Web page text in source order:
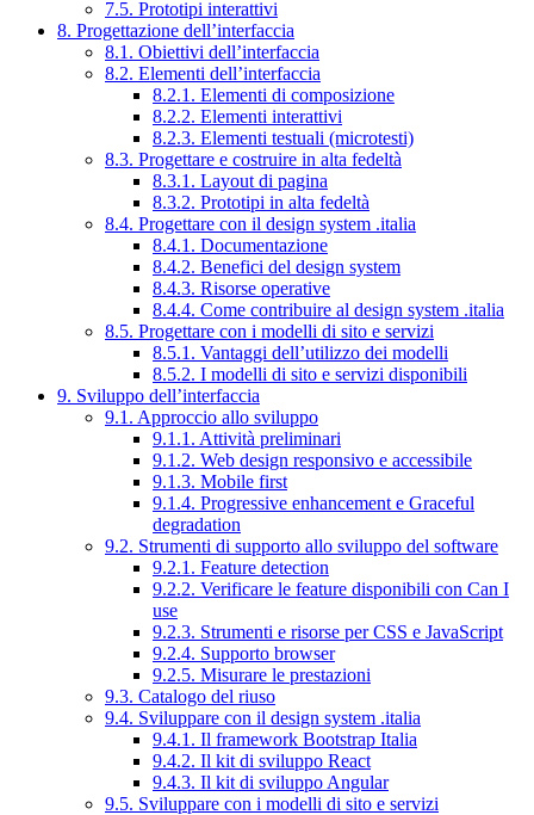
7.5. Prototipi interattivi
8. Progettazione dell’interfaccia
8.1. Obiettivi dell’interfaccia
8.2. Elementi dell’interfaccia
8.2.1. Elementi di composizione
8.2.2. Elementi interattivi
8.2.3. Elementi testuali (microtesti)
8.3. Progettare e costruire in alta fedeltà
8.3.1. Layout di pagina
8.3.2. Prototipi in alta fedeltà
8.4. Progettare con il design system .italia
8.4.1. Documentazione
8.4.2. Benefici del design system
8.4.3. Risorse operative
8.4.4. Come contribuire al design system .italia
8.5. Progettare con i modelli di sito e servizi
8.5.1. Vantaggi dell’utilizzo dei modelli
8.5.2. I modelli di sito e servizi disponibili
9. Sviluppo dell’interfaccia
9.1. Approccio allo sviluppo
9.1.1. Attività preliminari
9.1.2. Web design responsivo e accessibile
9.1.3. Mobile first
9.1.4. Progressive enhancement e Graceful
degradation
9.2. Strumenti di supporto allo sviluppo del software
9.2.1. Feature detection
9.2.2. Verificare le feature disponibili con Can I
use
9.2.3. Strumenti e risorse per CSS e JavaScript
9.2.4. Supporto browser
9.2.5. Misurare le prestazioni
9.3. Catalogo del riuso
9.4. Sviluppare con il design system .italia
9.4.1. Il framework Bootstrap Italia
9.4.2. Il kit di sviluppo React
9.4.3. Il kit di sviluppo Angular
9.5. Sviluppare con i modelli di sito e servizi